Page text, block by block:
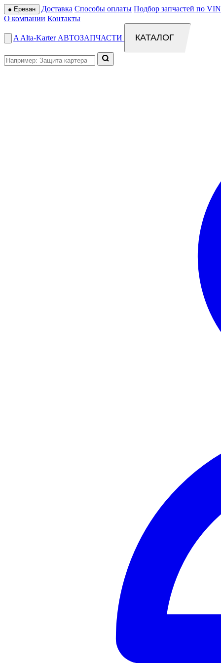
● Ереван Доставка Способы оплаты Подбор запчастей по
О компании Контакты
A Alta-Karter АВТОЗАПЧАСТИ КАТАЛОГ